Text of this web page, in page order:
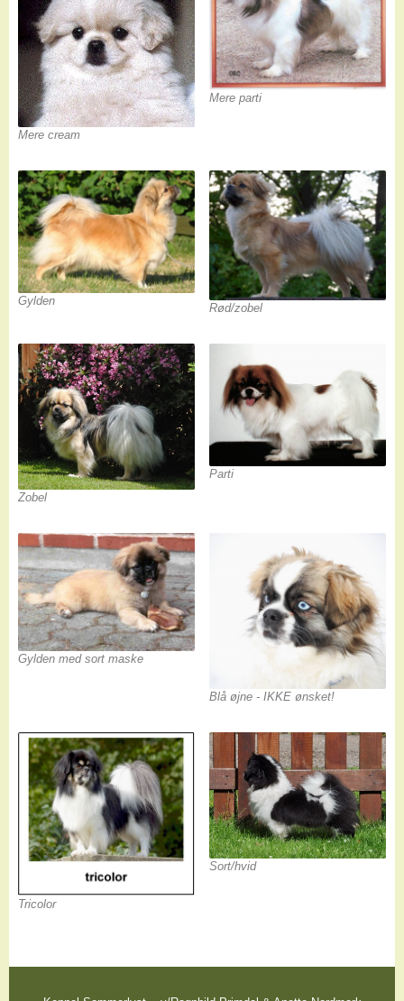
Mere cream
Mere parti
Gylden
Rød/zobel
Zobel
Parti
Gylden med sort maske
Blå øjne - IKKE ønsket!
Tricolor
Sort/hvid